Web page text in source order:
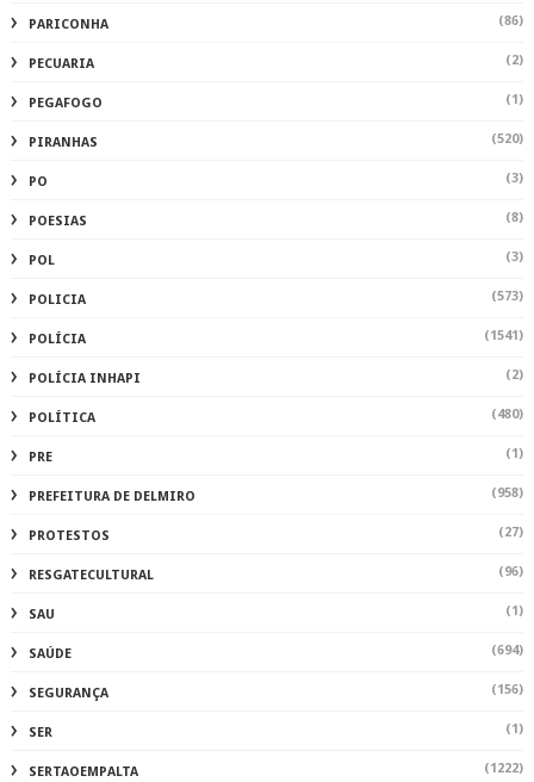
PARICONHA (86)
PECUARIA (2)
PEGAFOGO (1)
PIRANHAS (520)
PO (3)
POESIAS (8)
POL (3)
POLICIA (573)
POLÍCIA (1541)
POLÍCIA INHAPI (2)
POLÍTICA (480)
PRE (1)
PREFEITURA DE DELMIRO (958)
PROTESTOS (27)
RESGATECULTURAL (96)
SAU (1)
SAÚDE (694)
SEGURANÇA (156)
SER (1)
SERTAOEMPALTA (1222)